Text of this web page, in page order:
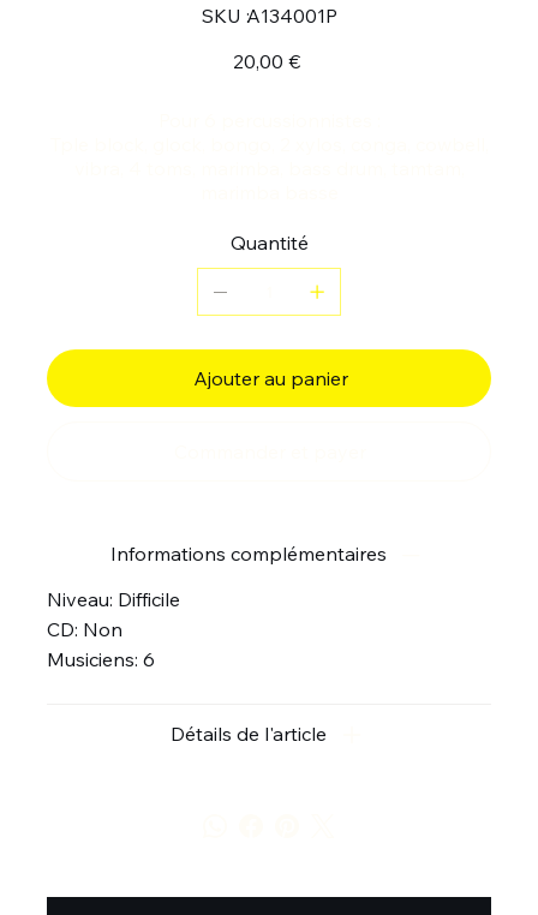
SKU :SKU
A134001P
A134001P
20,00 €
Quantité
Ajouter au panier
Informations complémentaires
Niveau: Difficile
CD: Non
Musiciens: 6
Détails de l'article